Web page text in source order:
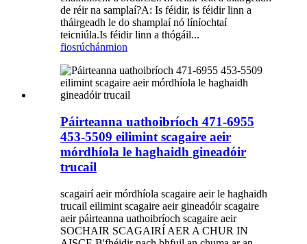
de réir na samplaí?A: Is féidir, is féidir linn a
tháirgeadh le do shamplaí nó líníochtaí
teicniúla.Is féidir linn a thógáil...
fiosrúchánmion
Páirteanna uathoibríoch 471-6955
453-5509 eilimint scagaire aeir
mórdhíola le haghaidh gineadóir
trucail
scagairí aeir mórdhíola scagaire aeir le haghaidh
trucail eilimint scagaire aeir gineadóir scagaire
aeir páirteanna uathoibríoch scagaire aeir
SOCHAIR SCAGAIRÍ AER A CHUR IN